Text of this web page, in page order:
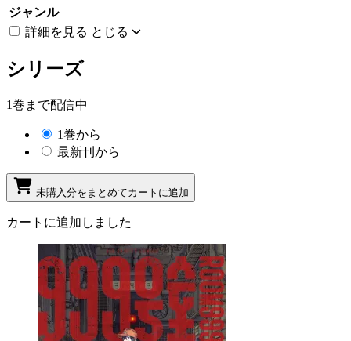
ジャンル
詳細を見る とじる
シリーズ
1巻まで配信中
1巻から
最新刊から
未購入分をまとめてカートに追加
カートに追加しました